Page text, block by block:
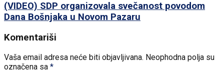
(VIDEO) SDP organizovala svečanost povodom
Dana Bošnjaka u Novom Pazaru
Komentariši
Vaša email adresa neće biti objavljivana. Neophodna polja su
označena sa *